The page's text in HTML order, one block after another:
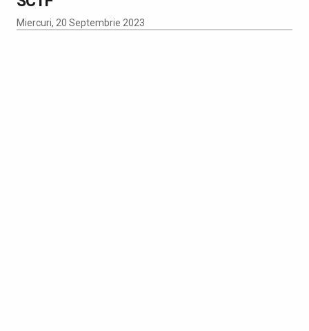
Miercuri, 20 Septembrie 2023